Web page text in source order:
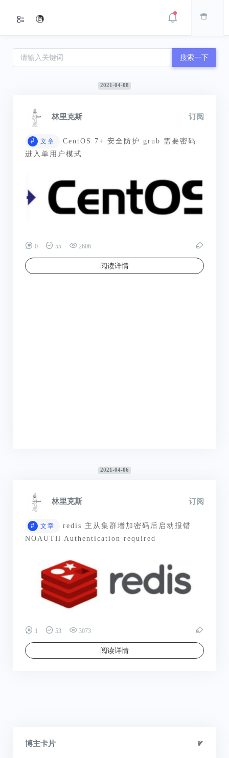
搜索一下
2021-04-08
林里克斯 订阅
# 文章
CentOS 7+ 安全防护 grub 需要密码
进入单用户模式
0 55 2606
阅读详情
2021-04-06
林里克斯 订阅
# 文章
redis 主从集群增加密码后启动报错
NOAUTH Authentication required
1 53 3073
阅读详情
博主卡片